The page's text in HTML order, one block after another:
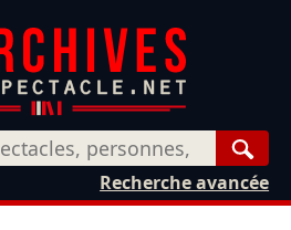
Recherche avancée